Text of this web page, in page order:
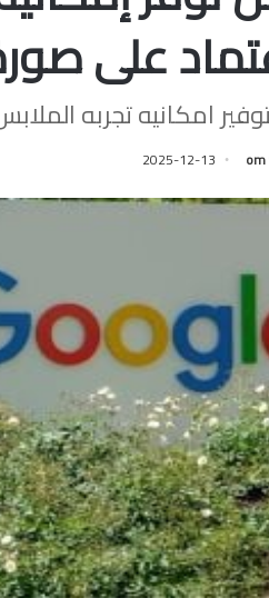
على
امكانيه تجربه
2025-12-13